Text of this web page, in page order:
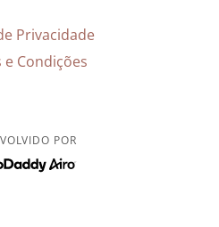
Privacidade
Condições
POR